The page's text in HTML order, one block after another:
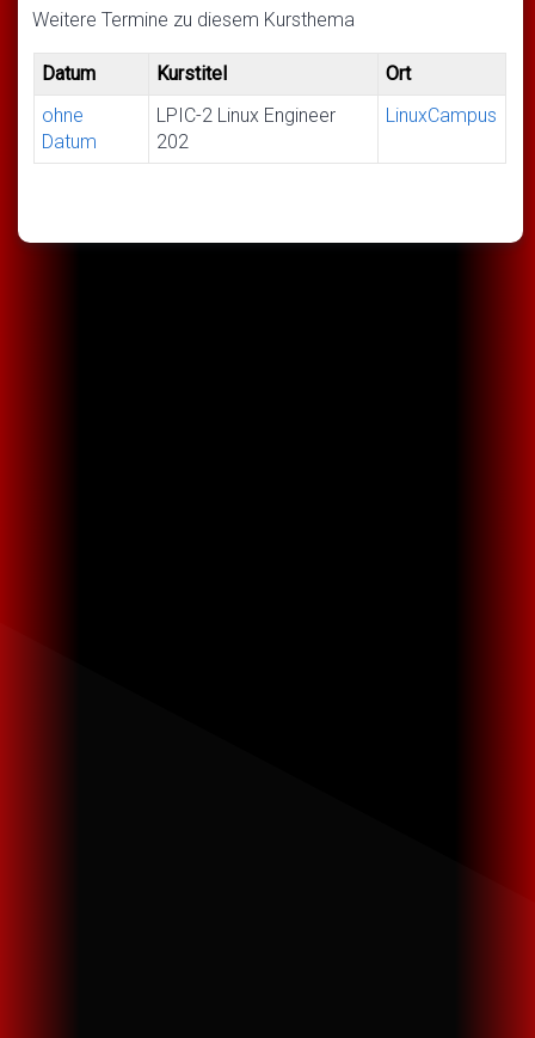
Weitere Termine zu diesem Kursthema
Datum Kurstitel
Ort
ohne
Datum
LPIC-2 Linux Engineer
202
LinuxCampus